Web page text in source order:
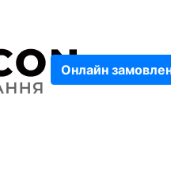
Онлайн